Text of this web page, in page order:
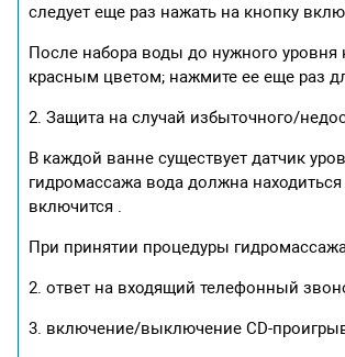
следует еще раз нажать на кнопку
После набора воды до нужного уровня
красным цветом; нажмите ее еще раз
2. Защита на случай избыточного/
В каждой ванне существует датчик
гидромассажа вода должна
включится .
При принятии процедуры
2. ответ на входящий телефонный
3. включение/выключение CD-